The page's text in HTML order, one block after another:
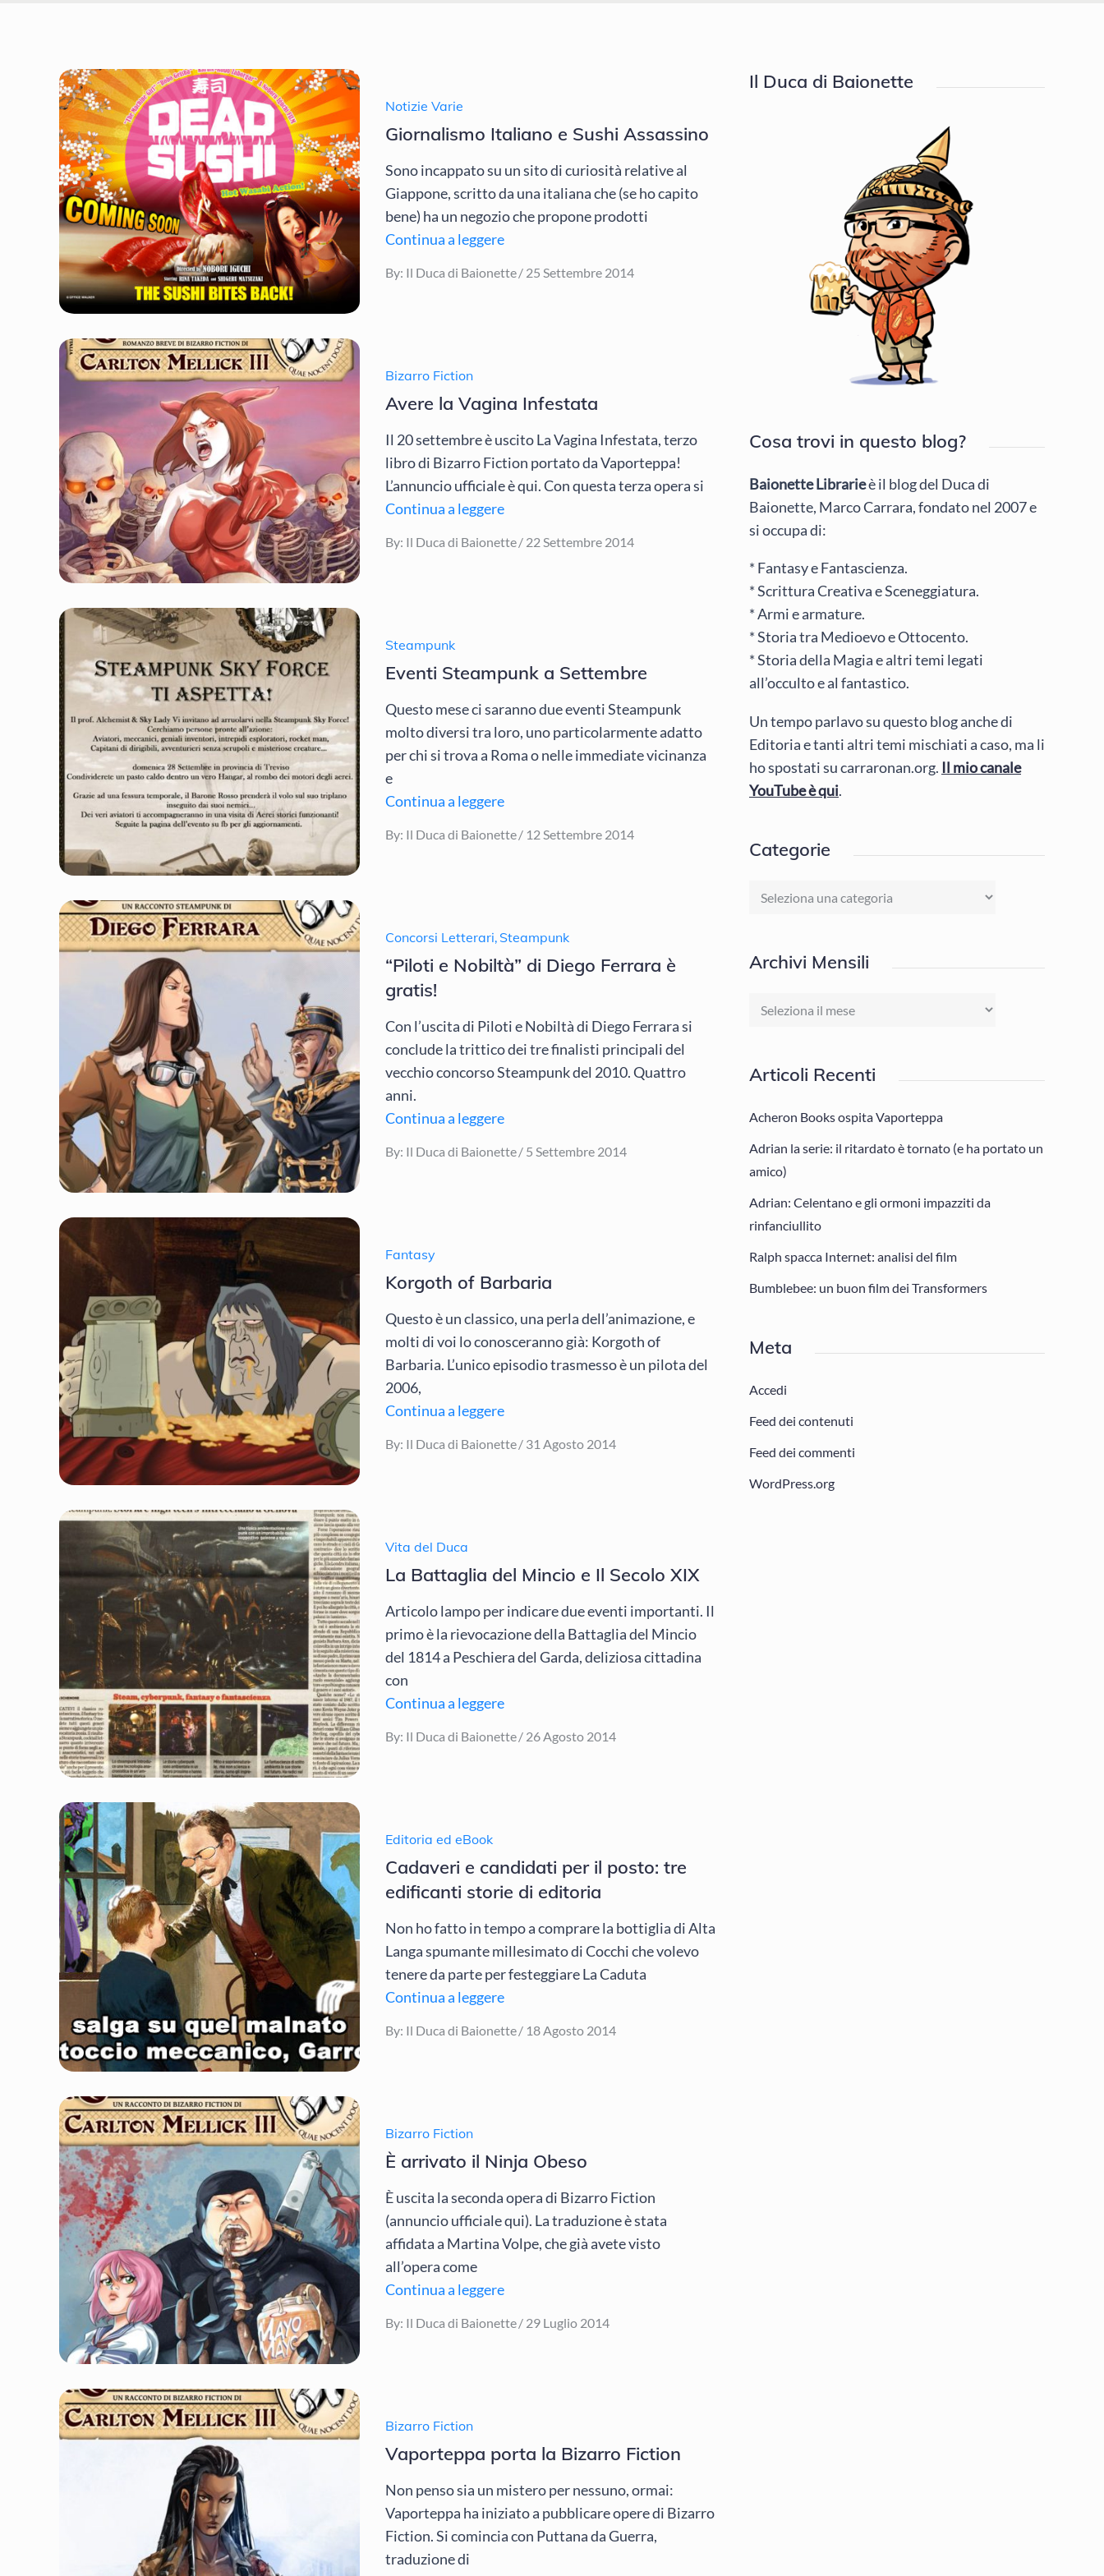
Notizie Varie
Giornalismo Italiano e Sushi Assassino
Sono incappato su un sito di curiosità relative al
Giappone, scritto da una italiana che (se ho capito
bene) ha un negozio che propone prodotti
Continua a leggere
By: Il Duca di Baionette
Posted
25 Settembre 2014
Bizarro Fiction
Avere la Vagina Infestata
Il 20 settembre è uscito La Vagina Infestata, terzo
libro di Bizarro Fiction portato da Vaporteppa!
L’annuncio ufficiale è qui. Con questa terza opera si
Continua a leggere
By: Il Duca di Baionette
Posted
22 Settembre 2014
Steampunk
Eventi Steampunk a Settembre
Questo mese ci saranno due eventi Steampunk
molto diversi tra loro, uno particolarmente adatto
per chi si trova a Roma o nelle immediate vicinanza
e
Continua a leggere
By: Il Duca di Baionette
Posted
12 Settembre 2014
Concorsi Letterari, Steampunk
“Piloti e Nobiltà” di Diego Ferrara è
gratis!
Con l’uscita di Piloti e Nobiltà di Diego Ferrara si
conclude la trittico dei tre finalisti principali del
vecchio concorso Steampunk del 2010. Quattro
anni.
Continua a leggere
By: Il Duca di Baionette
Posted
5 Settembre 2014
Fantasy
Korgoth of Barbaria
Questo è un classico, una perla dell’animazione, e
molti di voi lo conosceranno già: Korgoth of
Barbaria. L’unico episodio trasmesso è un pilota del
2006,
Continua a leggere
By: Il Duca di Baionette
Posted
31 Agosto 2014
Vita del Duca
La Battaglia del Mincio e Il Secolo XIX
Articolo lampo per indicare due eventi importanti. Il
primo è la rievocazione della Battaglia del Mincio
del 1814 a Peschiera del Garda, deliziosa cittadina
con
Continua a leggere
By: Il Duca di Baionette
Posted
26 Agosto 2014
Editoria ed eBook
Cadaveri e candidati per il posto: tre
edificanti storie di editoria
Non ho fatto in tempo a comprare la bottiglia di Alta
Langa spumante millesimato di Cocchi che volevo
tenere da parte per festeggiare La Caduta
Continua a leggere
By: Il Duca di Baionette
Posted
18 Agosto 2014
Bizarro Fiction
È arrivato il Ninja Obeso
È uscita la seconda opera di Bizarro Fiction
(annuncio ufficiale qui). La traduzione è stata
affidata a Martina Volpe, che già avete visto
all’opera come
Continua a leggere
By: Il Duca di Baionette
Posted
29 Luglio 2014
Bizarro Fiction
Vaporteppa porta la Bizarro Fiction
Non penso sia un mistero per nessuno, ormai:
Vaporteppa ha iniziato a pubblicare opere di Bizarro
Fiction. Si comincia con Puttana da Guerra,
traduzione di
Il Duca di Baionette
Cosa trovi in questo blog?
Baionette Librarieè il blog del Duca di
Baionette, Marco Carrara, fondato nel 2007 e
si occupa di:
* Fantasy e Fantascienza.
* Scrittura Creativa e Sceneggiatura.
* Armi e armature.
* Storia tra Medioevo e Ottocento.
* Storia della Magia e altri temi legati
all’occulto e al fantastico.
Un tempo parlavo su questo blog anche di
Editoria e tanti altri temi mischiati a caso, ma li
ho spostati su carraronan.org. Il mio canale
YouTube è qui.
Categorie
Categorie
Archivi Mensili
Archivi
Articoli Recenti
Acheron Books ospita Vaporteppa
Adrian la serie: il ritardato è tornato (e ha portato un
amico)
Adrian: Celentano e gli ormoni impazziti da
rinfanciullito
Ralph spacca Internet: analisi del film
Bumblebee: un buon film dei Transformers
Meta
Accedi
Feed dei contenuti
Feed dei commenti
WordPress.org